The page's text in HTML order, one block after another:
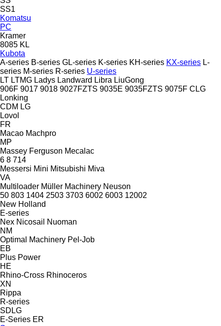
SS1
Komatsu
PC
Kramer
8085 KL
Kubota
A-series B-series GL-series K-series KH-series KX-series L-
series M-series R-series U-series
LT LTMG Ladys Landward Libra LiuGong
906F 9017 9018 9027FZTS 9035E 9035FZTS 9075F CLG
Lonking
CDM LG
Lovol
FR
Macao Machpro
MP
Massey Ferguson Mecalac
6 8 714
Messersi Mini Mitsubishi Miva
VA
Multiloader Müller Machinery Neuson
50 803 1404 2503 3703 6002 6003 12002
New Holland
E-series
Nex Nicosail
Nuoman
NM
Optimal Machinery Pel-Job
EB
Plus Power
HE
Rhino-Cross Rhinoceros
XN
Rippa
R-series
SDLG
E-Series ER